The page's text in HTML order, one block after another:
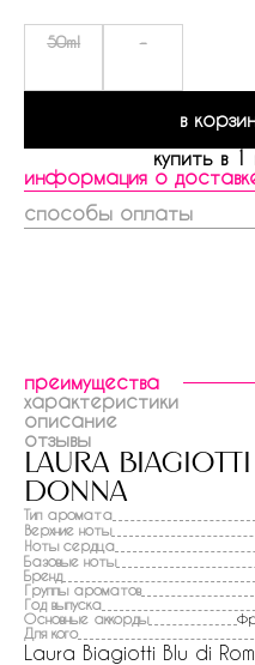
50ml -
в
купить в 1
информация о
способы оплаты
преимущества
характеристики
описание
отзывы
laura
donna
Тип аромата
Верхние ноты
Ноты сердца
Базовые ноты
Бренд
Группы ароматов
Год выпуска
Основные аккорды
Для кого
Laura Biagiotti Blu di